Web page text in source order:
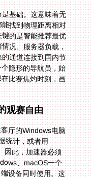
基础。这意味着无
找到物理距离相对
的是智能推荐最优
况、服务器负载，
通道连接到国内节
隐形的导航员，始
比赛焦灼时刻，画
观赛自由
厅的Windows电脑
据统计，或者用
因此，加速器必须
、macOS一个
设备同时使用。这
多个设备同时获得
，无需为每个设备